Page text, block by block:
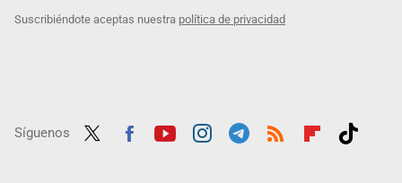
Suscribiéndote aceptas nuestra política de privacidad
Síguenos